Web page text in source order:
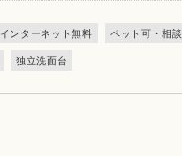
インターネット無料 ペット可・相談
独立洗面台